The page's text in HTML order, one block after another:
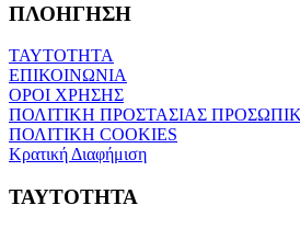
ΠΛΟΗΓΗΣΗ
ΤΑΥΤΟΤΗΤΑ
ΕΠΙΚΟΙΝΩΝΙΑ
ΟΡΟΙ ΧΡΗΣΗΣ
ΠΟΛΙΤΙΚΗ ΠΡΟΣΤΑΣΙΑΣ
ΠΟΛΙΤΙΚΗ COOKIES
Κρατική Διαφήμιση
ΤΑΥΤΟΤΗΤΑ